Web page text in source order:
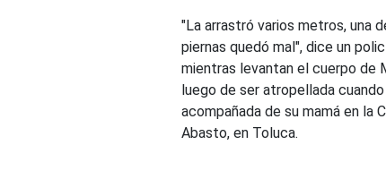
"La arrastró varios metros, una
piernas quedó mal", dice un
mientras levantan el cuerpo de
luego de ser atropellada cuando
acompañada de su mamá en la
Abasto, en Toluca.